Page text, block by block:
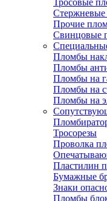
Тросовые
Прочие
Свинцовые
Пломбы
Пломбы
Пломбы на
Пломбы на
Пломбы на
Тросорезы
Проволка
Пластилин
Бумажные
Знаки
Пломбы